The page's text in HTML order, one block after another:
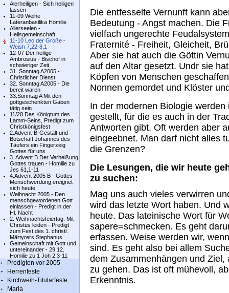
Alerheiligen - Sich heiligen
lassen
11-09 Weihe
Lateranbasilika Homilie
Allerseelen -
Heilsgemeinschaft
11-10 Leo der Große -
Weish 7,22-8,1
12-07 Der heilige
Ambrosius - Bischof in
schwieriger Zeit
31. Sonntag A2005 -
Christlicher Dienst
32. Sonntag A2005 - Die
bereit waren
33.Sonntag A Mit den
gottgeschenkten Gaben
tätig sein
11/20 Das Königtum des
Lamm-Seins, Predigt zum
Christkönigsfest
2.Advent-B-Gestalt und
Botschaft Johannes des
Täufers ein Fingerzeig
Gottes für uns
3. Advent B Der Verheißung
Gottes trauen - Homilie zu
Jes 61,1-11
4.Advent 2005 B - Gottes
Menschwerdung ereignet
sich heute
Weihnacht 2005 - Den
menschgewordenen Gott
einlassen - Predigt in der
Hl. Nacht
2. Weihnachtsfeiertag: Mit
Christus leiden - Predigt
zum Fest des 1. christl.
Märtyrers Stephanus
Gemeinschaft mit Gott und
untereinander - 29.12.
Homilie zu 1 Joh 2,3-11
Predigten vor 2005
Herrenfeste
Kirchweih-Titularfeste
Maria
Die entfesselte Vernunft kann
Bedeutung - Angst machen. Die
vielfach ungerechte
Fraternité - Freiheit, Gleicheit,
Aber sie hat auch die Göttin
auf den Altar gesetzt. Undr sie
Köpfen von Menschen
Nonnen gemordet und Klöster
In der modernen Biologie
gestellt, für die es auch in der
Antworten gibt. Oft werden aber
eingeebnet. Man darf nicht alles
die Grenzen?
Die Lesungen, die wir heute
zu suchen:
Mag uns auch vieles verwirren
wird das letzte Wort haben. Und
heute. Das lateinische Wort für
sapere=schmecken. Es geht
erfassen. Weise werden wir,
sind. Es geht also bei allem
dem Zusammenhängen und
zu gehen. Das ist oft mühevoll,
Erkenntnis.